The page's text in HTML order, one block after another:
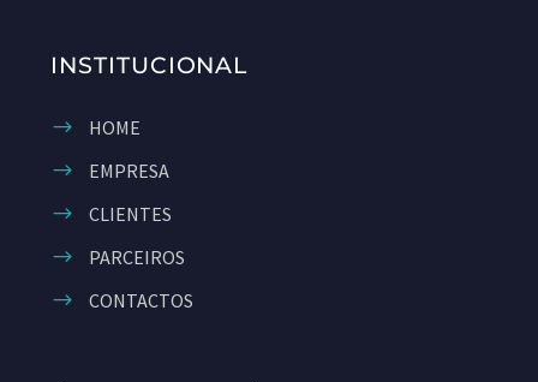
INSTITUCIONAL
HOME
EMPRESA
CLIENTES
PARCEIROS
CONTACTOS